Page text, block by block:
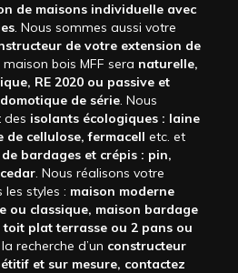
de maisons individuelle avec
. Nous sommes aussi votre
de votre extension de
bois MFF sera naturelle,
RE 2020 ou passive et
de série. Nous
des isolants écologiques : laine
de cellulose, fermacell etc. et
de bardages et crépis : pin,
. Nous réalisons votre
styles : maison moderne
ou classique, maison bardage
plat terrasse ou 2 pans ou
recherche d’un constructeur
et sur mesure, contactez